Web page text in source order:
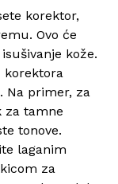
korektor,
Ovo će
kože.
korektora
Na primer, za
za tamne
tonove.
laganim
za